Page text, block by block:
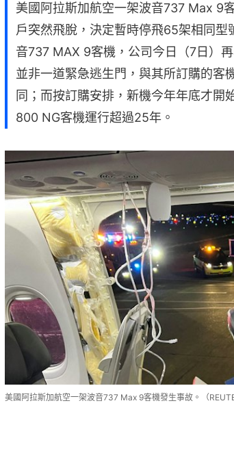
美國阿拉斯加航空一架波音737 Max 9
戶突然飛脫，決定暫時停飛65架相同型
音737 MAX 9客機，公司今日（7日）
並非一道緊急逃生門，與其所訂購的客
同；而按訂購安排，新機今年年底才開
800 NG客機運行超過25年。
美國阿拉斯加航空一架波音737 Max 9客機發生事故。（